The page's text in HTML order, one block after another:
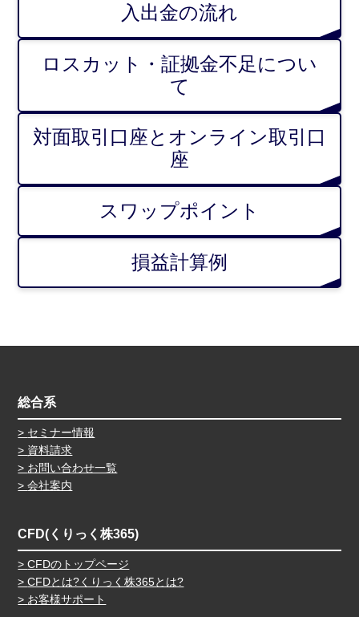
入出金の流れ
ロスカット・証拠金不足につい
て
対面取引口座とオンライン取引口
座
スワップポイント
損益計算例
総合系
セミナー情報
資料請求
お問い合わせ一覧
会社案内
CFD(くりっく株365)
CFDのトップページ
CFDとは?くりっく株365とは?
お客様サポート